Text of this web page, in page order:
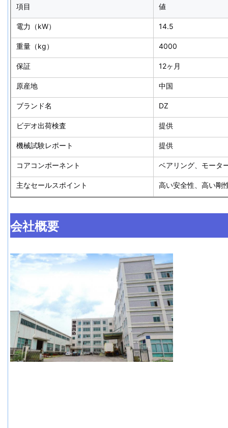
項目 値
電力（kW） 14.5
重量（kg） 4000
保証 12ヶ月
原産地 中国
ブランド名 DZ
ビデオ出荷検査 提供
機械試験レポート 提供
コアコンポーネント ベアリング、モータ
主なセールスポイント 高い安全性、高い剛
会社概要